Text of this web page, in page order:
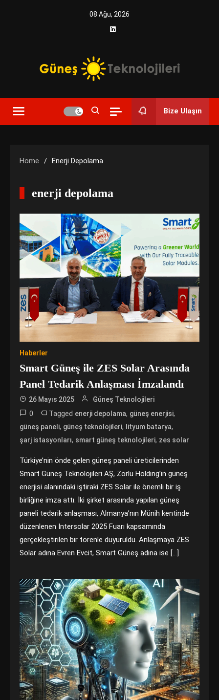
08 Ağu, 2026
Güneş Teknolojileri | Solar
Enerji Çözümleri ve
Bize Ulaşın
Home Enerji Depolama
enerji depolama
Haberler
Smart Güneş ile ZES Solar Arasında
Panel Tedarik Anlaşması İmzalandı
26 Mayıs 2025 Güneş Teknolojileri
0 Tagged enerji depolama, güneş enerjisi,
güneş paneli, güneş teknolojileri, lityum batarya,
şarj istasyonları, smart güneş teknolojileri, zes solar
Türkiye’nin önde gelen güneş paneli üreticilerinden
Smart Güneş Teknolojileri AŞ, Zorlu Holding’in güneş
enerjisi alanındaki iştiraki ZES Solar ile önemli bir iş
birliğine imza attı. İki şirket arasında yapılan güneş
paneli tedarik anlaşması, Almanya’nın Münih kentinde
düzenlenen Intersolar 2025 Fuarı kapsamında
gerçekleştirilen bir törenle duyuruldu. Anlaşmaya ZES
Solar adına Evren Evcit, Smart Güneş adına ise […]